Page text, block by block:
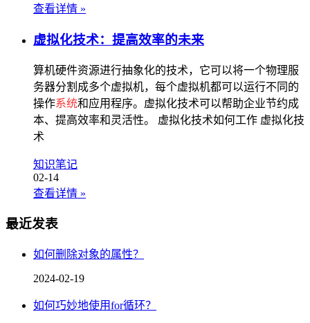
查看详情 »
虚拟化技术：提高效率的未来
算机硬件资源进行抽象化的技术，它可以将一个物理服
务器分割成多个虚拟机，每个虚拟机都可以运行不同的
操作系统和应用程序。虚拟化技术可以帮助企业节约成
本、提高效率和灵活性。 虚拟化技术如何工作 虚拟化技
术
知识笔记
02-14
查看详情 »
最近发表
如何删除对象的属性？
2024-02-19
如何巧妙地使用for循环？